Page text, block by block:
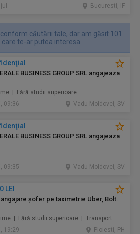
Bucuresti, IF
căutării tale, dar am găsit 101
te-ar putea interesa.
BUSINESS GROUP SRL angajeaza
| Fără studii superioare
09:36
Vadu Moldovei, SV
BUSINESS GROUP SRL angajeaza
09:35 Vadu Moldovei, SV
LEI
șofer pe taximetrie Uber, Bolt.
| Fără studii superioare | Transport
19:29
Ploiesti, PH